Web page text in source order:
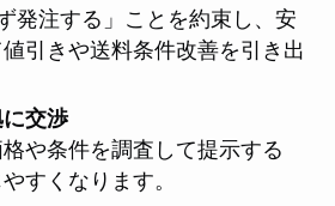
発注する」ことを約束し、安
引きや送料条件改善を引き出
交渉
や条件を調査して提示する
すくなります。